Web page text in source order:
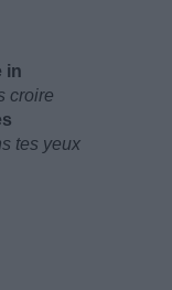
in
croire
tes yeux